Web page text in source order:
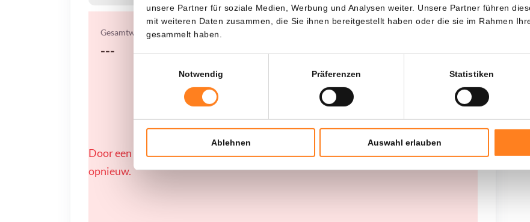
unsere Partner für soziale Medien, Werbung und Analysen weiter. Unsere Partner führen
mit weiteren Daten zusammen, die Sie ihnen bereitgestellt haben oder die sie im Rahmen
gesammelt haben.
Notwendig
Präferenzen Statistiken
Ablehnen Auswahl erlauben
Gesamtwert
---
Door een fout konden er geen gegevens worden opgehaald, probeer het later
opnieuw.